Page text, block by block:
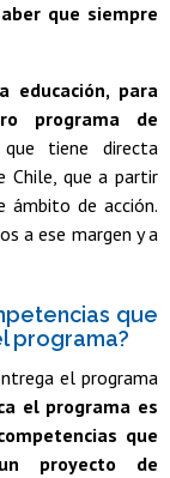
que siempre
educación, para
programa de
tiene directa
Chile, que a partir
ámbito de acción.
a ese margen y a
que
programa?
el programa
el programa es
que
proyecto de